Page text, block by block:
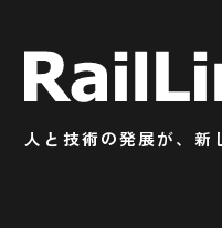
人と技術の発展が、新